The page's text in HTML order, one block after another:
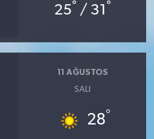
25° / 31 °
11 AĞUSTOS
SALI
28°